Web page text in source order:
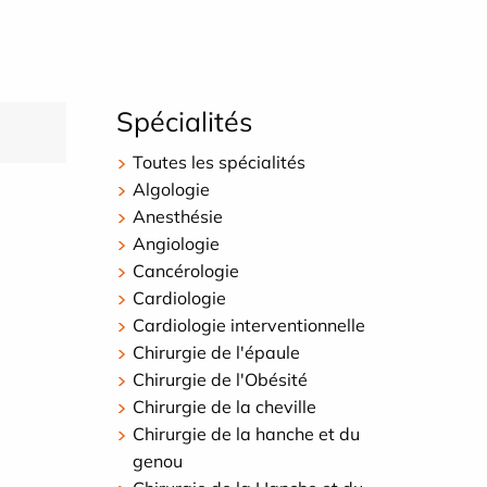
Spécialités
Toutes les spécialités
Algologie
Anesthésie
Angiologie
Cancérologie
Cardiologie
Cardiologie interventionnelle
Chirurgie de l'épaule
Chirurgie de l'Obésité
Chirurgie de la cheville
Chirurgie de la hanche et du
genou